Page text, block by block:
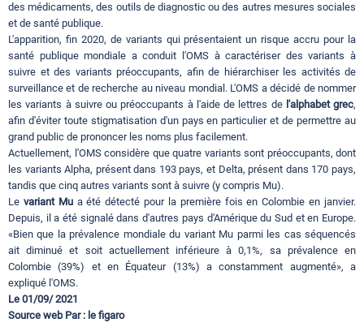
des médicaments, des outils de diagnostic ou des autres mesures sociales
et de santé publique.
L'apparition, fin 2020, de variants qui présentaient un risque accru pour la
santé publique mondiale a conduit l'OMS à caractériser des variants à
suivre et des variants préoccupants, afin de hiérarchiser les activités de
surveillance et de recherche au niveau mondial. L'OMS a décidé de nommer
les variants à suivre ou préoccupants à l'aide de lettres de l'alphabet grec,
afin d'éviter toute stigmatisation d'un pays en particulier et de permettre au
grand public de prononcer les noms plus facilement.
Actuellement, l'OMS considère que quatre variants sont préoccupants, dont
les variants Alpha, présent dans 193 pays, et Delta, présent dans 170 pays,
tandis que cinq autres variants sont à suivre (y compris Mu).
Le variant Mua été détecté pour la première fois en Colombie en janvier.
Depuis, il a été signalé dans d'autres pays d'Amérique du Sud et en Europe.
«Bien que la prévalence mondiale du variant Mu parmi les cas séquencés
ait diminué et soit actuellement inférieure à 0,1%, sa prévalence en
Colombie (39%) et en Équateur (13%) a constamment augmenté», a
expliqué l'OMS.
Le 01/09/ 2021
Source web Par : le figaro